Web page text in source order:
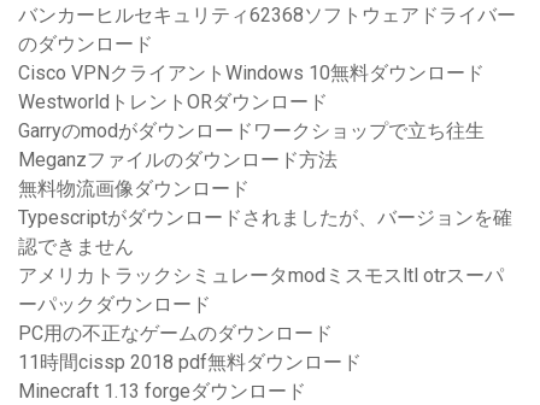
バンカーヒルセキュリティ62368ソフトウェアドライバー
のダウンロード
Cisco VPNクライアントWindows 10無料ダウンロード
WestworldトレントORダウンロード
Garryのmodがダウンロードワークショップで立ち往生
Meganzファイルのダウンロード方法
無料物流画像ダウンロード
Typescriptがダウンロードされましたが、バージョンを確
認できません
アメリカトラックシミュレータmodミスモスltl otrスーパ
ーパックダウンロード
PC用の不正なゲームのダウンロード
11時間cissp 2018 pdf無料ダウンロード
Minecraft 1.13 forgeダウンロード